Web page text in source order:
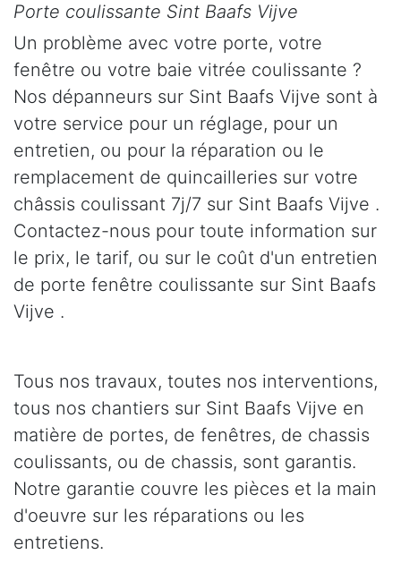
Porte coulissante Sint Baafs Vijve
Un problème avec votre porte, votre
fenêtre ou votre baie vitrée coulissante ?
Nos dépanneurs sur Sint Baafs Vijve sont à
votre service pour un réglage, pour un
entretien, ou pour la réparation ou le
remplacement de quincailleries sur votre
châssis coulissant 7j/7 sur Sint Baafs Vijve .
Contactez-nous pour toute information sur
le prix, le tarif, ou sur le coût d'un entretien
de porte fenêtre coulissante sur Sint Baafs
Vijve .
Tous nos travaux, toutes nos interventions,
tous nos chantiers sur Sint Baafs Vijve en
matière de portes, de fenêtres, de chassis
coulissants, ou de chassis, sont garantis.
Notre garantie couvre les pièces et la main
d'oeuvre sur les réparations ou les
entretiens.